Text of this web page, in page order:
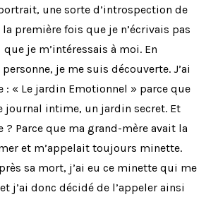
une sorte d’introspection de
la première fois que je n’écrivais pas
je m’intéressais à moi. En
je me suis découverte. J’ai
: « Le jardin Emotionnel » parce que
journal intime, un jardin secret. Et
Parce que ma grand-mère avait la
et m’appelait toujours minette.
sa mort, j’ai eu ce minette qui me
j’ai donc décidé de l’appeler ainsi